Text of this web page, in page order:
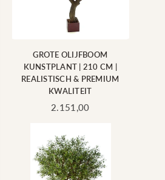
GROTE OLIJFBOOM
KUNSTPLANT | 210 CM |
REALISTISCH & PREMIUM
KWALITEIT
Standaard
2.151,00